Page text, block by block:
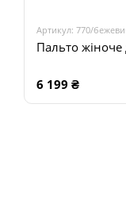
Артикул: 770/
Пальто жіноче
6 199 ₴